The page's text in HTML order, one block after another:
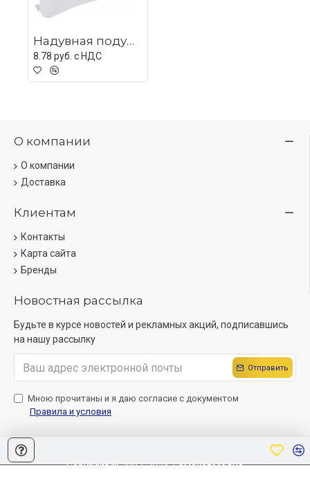
Надувная подушка Ease, белая
8.78 руб. c НДС
О компании
О компании
Доставка
Клиентам
Контакты
Карта сайта
Бренды
Новостная рассылка
Будьте в курсе новостей и рекламных акций, подписавшись
на нашу рассылку
Отправить
Мною прочитаны и я даю согласие с документом
Правила и условия
Copyright © 2007-2024, ЕрмаковМедиа